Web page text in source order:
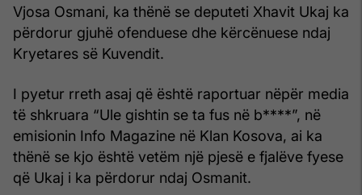
Vjosa Osmani, ka thënë se deputeti Xhavit Ukaj ka
përdorur gjuhë ofenduese dhe kërcënuese ndaj
Kryetares së Kuvendit.
I pyetur rreth asaj që është raportuar nëpër media
të shkruara “Ule gishtin se ta fus në b****”, në
emisionin Info Magazine në Klan Kosova, ai ka
thënë se kjo është vetëm një pjesë e fjalëve fyese
që Ukaj i ka përdorur ndaj Osmanit.